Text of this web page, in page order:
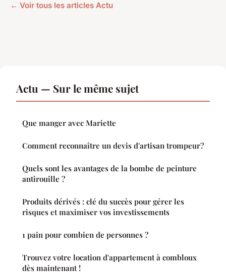
← Voir tous les articles Actu
Actu — Sur le même sujet
Que manger avec Mariette
Comment reconnaître un devis d'artisan trompeur?
Quels sont les avantages de la bombe de peinture
antirouille ?
Produits dérivés : clé du succès pour gérer les
risques et maximiser vos investissements
1 pain pour combien de personnes ?
Trouvez votre location d'appartement à combloux
dès maintenant !